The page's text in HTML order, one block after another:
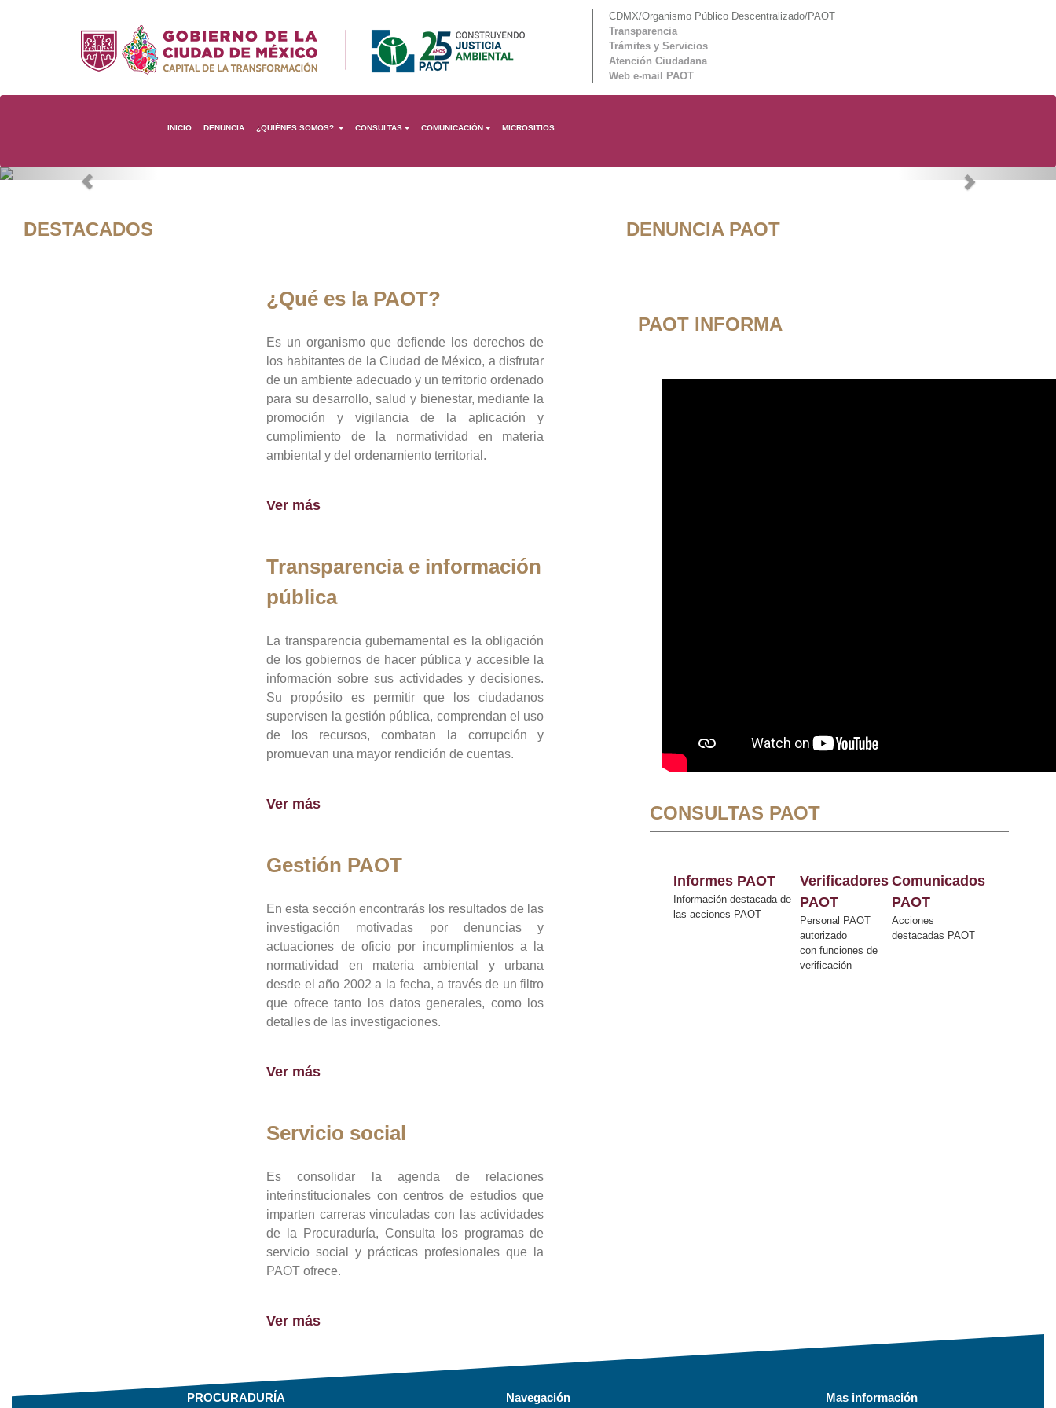
CDMX/Organismo Público Descentralizado/PAOT
Transparencia
Trámites y Servicios
Atención Ciudadana
Web e-mail PAOT
INICIO DENUNCIA ¿QUIÉNES SOMOS? CONSULTAS COMUNICACIÓN MICROSITIOS
Previous Next
DESTACADOS
¿Qué es la PAOT?
Es un organismo que defiende los derechos de
los habitantes de la Ciudad de México, a disfrutar
de un ambiente adecuado y un territorio ordenado
para su desarrollo, salud y bienestar, mediante la
promoción y vigilancia de la aplicación y
cumplimiento de la normatividad en materia
ambiental y del ordenamiento territorial.
Ver más
Transparencia e información
pública
La transparencia gubernamental es la obligación
de los gobiernos de hacer pública y accesible la
información sobre sus actividades y decisiones.
Su propósito es permitir que los ciudadanos
supervisen la gestión pública, comprendan el uso
de los recursos, combatan la corrupción y
promuevan una mayor rendición de cuentas.
Ver más
Gestión PAOT
En esta sección encontrarás los resultados de las
investigación motivadas por denuncias y
actuaciones de oficio por incumplimientos a la
normatividad en materia ambiental y urbana
desde el año 2002 a la fecha, a través de un filtro
que ofrece tanto los datos generales, como los
detalles de las investigaciones.
Ver más
Servicio social
Es consolidar la agenda de relaciones
interinstitucionales con centros de estudios que
imparten carreras vinculadas con las actividades
de la Procuraduría, Consulta los programas de
servicio social y prácticas profesionales que la
PAOT ofrece.
Ver más
DENUNCIA PAOT
PAOT INFORMA
CONSULTAS PAOT
Informes PAOT
Información destacada de
las acciones PAOT
Verificadores
PAOT
Personal PAOT
autorizado
con funciones de
verificación
Comunicados
PAOT
Acciones
destacadas PAOT
PROCURADURÍA Navegación Mas información